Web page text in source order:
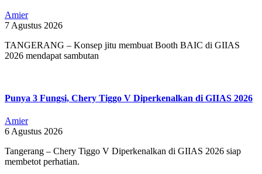
Amier
7 Agustus 2026
TANGERANG – Konsep jitu membuat Booth BAIC di GIIAS
2026 mendapat sambutan
Punya 3 Fungsi, Chery Tiggo V Diperkenalkan di GIIAS 2026
Amier
6 Agustus 2026
Tangerang – Chery Tiggo V Diperkenalkan di GIIAS 2026 siap
membetot perhatian.